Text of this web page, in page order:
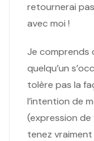
retournerai
avec moi !
Je comprends
quelqu’un
tolère pas la
l’intention de
(expression de
tenez vraiment